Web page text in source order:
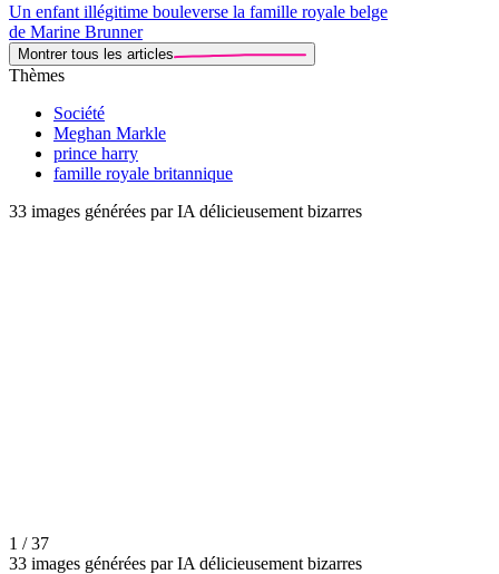
Un enfant illégitime bouleverse la famille royale belge
de Marine Brunner
Montrer tous les articles
Thèmes
Société
Meghan Markle
prince harry
famille royale britannique
33 images générées par IA délicieusement bizarres
1 / 37
33 images générées par IA délicieusement bizarres